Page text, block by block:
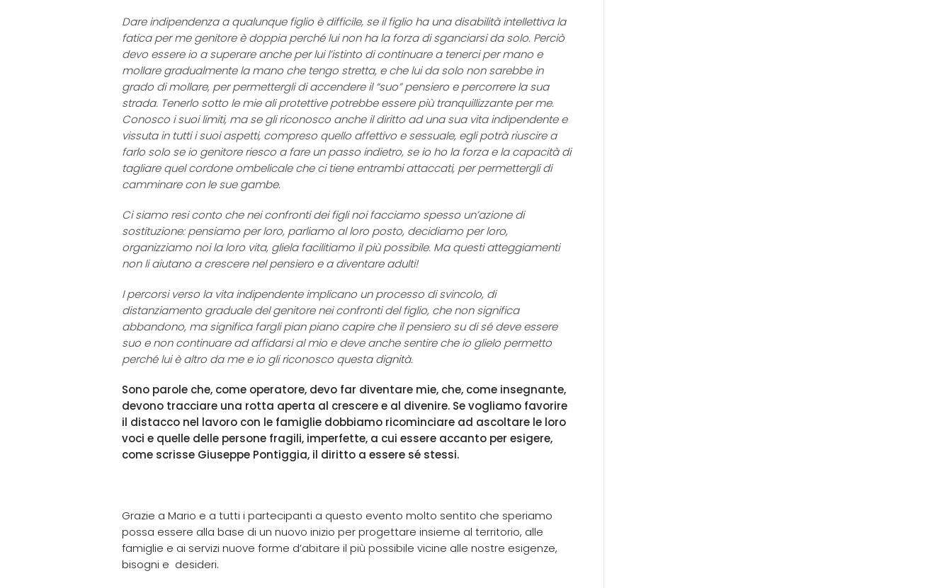
Dare indipendenza a qualunque figlio è difficile, se il figlio ha una disabilità intellettiva la
fatica per me genitore è doppia perché lui non ha la forza di sganciarsi da solo. Perciò
devo essere io a superare anche per lui l’istinto di continuare a tenerci per mano e
mollare gradualmente la mano che tengo stretta, e che lui da solo non sarebbe in
grado di mollare, per permettergli di accendere il “suo” pensiero e percorrere la sua
strada. Tenerlo sotto le mie ali protettive potrebbe essere più tranquillizzante per me.
Conosco i suoi limiti, ma se gli riconosco anche il diritto ad una sua vita indipendente e
vissuta in tutti i suoi aspetti, compreso quello affettivo e sessuale, egli potrà riuscire a
farlo solo se io genitore riesco a fare un passo indietro, se io ho la forza e la capacità di
tagliare quel cordone ombelicale che ci tiene entrambi attaccati, per permettergli di
camminare con le sue gambe.
Ci siamo resi conto che nei confronti dei figli noi facciamo spesso un’azione di
sostituzione: pensiamo per loro, parliamo al loro posto, decidiamo per loro,
organizziamo noi la loro vita, gliela facilitiamo il più possibile. Ma questi atteggiamenti
non li aiutano a crescere nel pensiero e a diventare adulti!
I percorsi verso la vita indipendente implicano un processo di svincolo, di
distanziamento graduale del genitore nei confronti del figlio, che non significa
abbandono, ma significa fargli pian piano capire che il pensiero su di sé deve essere
suo e non continuare ad affidarsi al mio e deve anche sentire che io glielo permetto
perché lui è altro da me e io gli riconosco questa dignità.
Sono parole che, come operatore, devo far diventare mie, che, come insegnante,
devono tracciare una rotta aperta al crescere e al divenire. Se vogliamo favorire
il distacco nel lavoro con le famiglie dobbiamo ricominciare ad ascoltare le loro
voci e quelle delle persone fragili, imperfette, a cui essere accanto per esigere,
come scrisse Giuseppe Pontiggia, il diritto a essere sé stessi.
Grazie a Mario e a tutti i partecipanti a questo evento molto sentito che speriamo
possa essere alla base di un nuovo inizio per progettare insieme al territorio, alle
famiglie e ai servizi nuove forme d’abitare il più possibile vicine alle nostre esigenze,
bisogni e desideri.